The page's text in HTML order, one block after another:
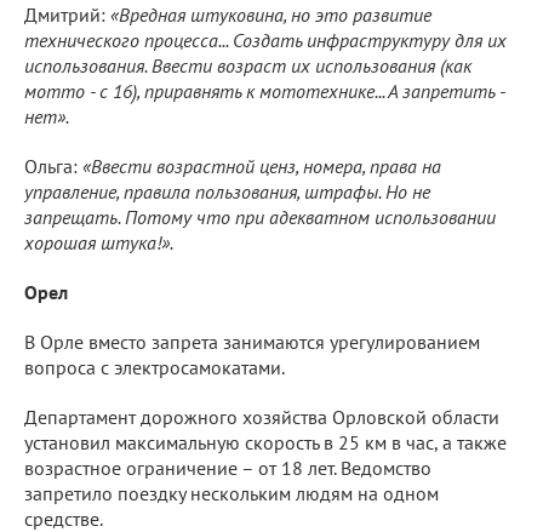
Дмитрий: «Вредная штуковина, но это развитие
технического процесса... Создать инфраструктуру для их
использования. Ввести возраст их использования (как
мотто - с 16), приравнять к мототехнике... А запретить -
нет».
Ольга: «Ввести возрастной ценз, номера, права на
управление, правила пользования, штрафы. Но не
запрещать. Потому что при адекватном использовании
хорошая штука!».
Орел
В Орле вместо запрета занимаются урегулированием
вопроса с электросамокатами.
Департамент дорожного хозяйства Орловской области
установил максимальную скорость в 25 км в час, а также
возрастное ограничение – от 18 лет. Ведомство
запретило поездку нескольким людям на одном
средстве.